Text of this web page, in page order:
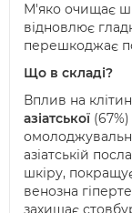
М'яко очищає
відновлює
перешкоджає
Що в складі?
Вплив на
азіатської
азіатській
шкіру,
венозна
захищає